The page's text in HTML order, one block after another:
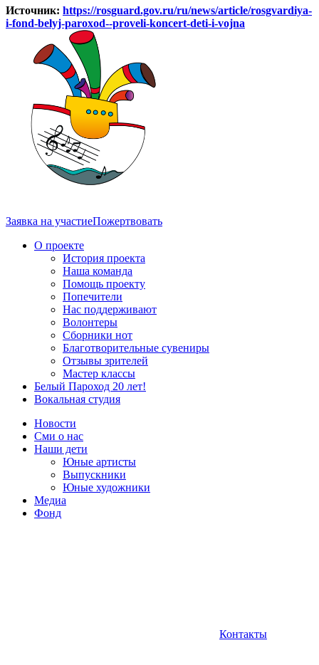
Источник: https://rosguard.gov.ru/ru/news/article/rosgvardiya-
i-fond-belyj-paroxod--proveli-koncert-deti-i-vojna
Заявка на участиеПожертвовать
О проекте
История проекта
Наша команда
Помощь проекту
Попечители
Нас поддерживают
Волонтеры
Сборники нот
Благотворительные сувениры
Отзывы зрителей
Мастер классы
Белый Пароход 20 лет!
Вокальная студия
Новости
Сми о нас
Наши дети
Юные артисты
Выпускники
Юные художники
Медиа
Фонд
Контакты